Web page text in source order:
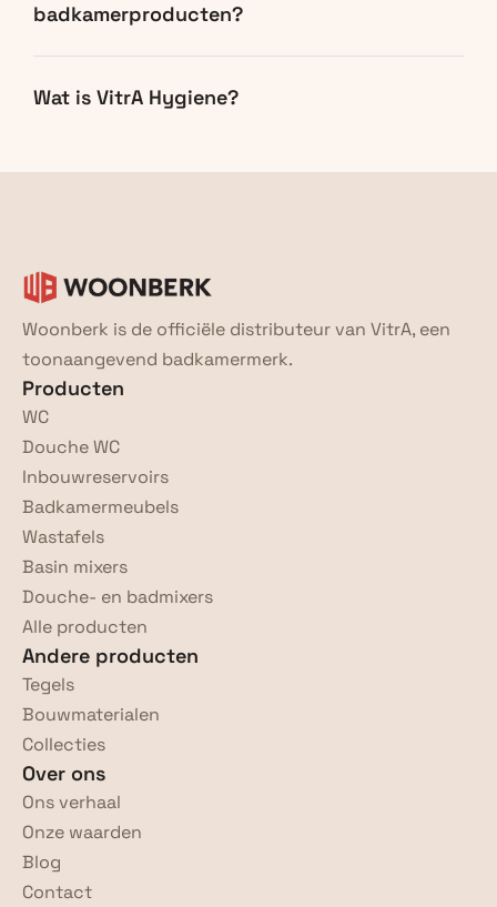
badkamerproducten?
Wat is VitrA Hygiene?
Woonberk is de officiële distributeur van VitrA, een
toonaangevend badkamermerk.
Producten
WC
Douche WC
Inbouwreservoirs
Badkamermeubels
Wastafels
Basin mixers
Douche- en badmixers
Alle producten
Andere producten
Tegels
Bouwmaterialen
Collecties
Over ons
Ons verhaal
Onze waarden
Blog
Contact